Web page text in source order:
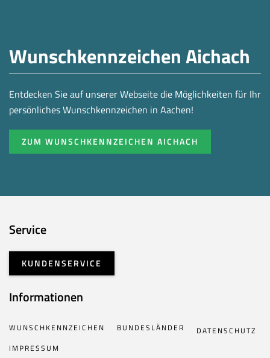
Wunschkennzeichen Aichach
Entdecken Sie auf unserer Webseite die Möglichkeiten für Ihr
persönliches Wunschkennzeichen in Aachen!
ZUM WUNSCHKENNZEICHEN AICHACH
Service
KUNDENSERVICE
Informationen
WUNSCHKENNZEICHEN BUNDESLÄNDER
DATENSCHUTZ
IMPRESSUM